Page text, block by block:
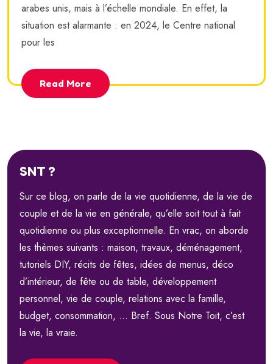
arabes unis, mais à l’échelle mondiale. En effet, la
situation est alarmante : en 2024, le Centre national
pour les
Read More
SNT ?
Sur ce blog, on parle de la vie quotidienne, de la vie de
couple et de la vie en générale, qu’elle soit tout à fait
quotidienne ou plus exceptionnelle. En vrac, on aborde
les thèmes suivants : maison, travaux, déménagement,
tutoriels DIY, récits de fêtes, idées de menus, déco
d’intérieur, de fête ou de table, développement
personnel, vie de couple, relations avec la famille,
budget, consommation, … Bref. Sous Notre Toit, c’est
la vie, la vraie.